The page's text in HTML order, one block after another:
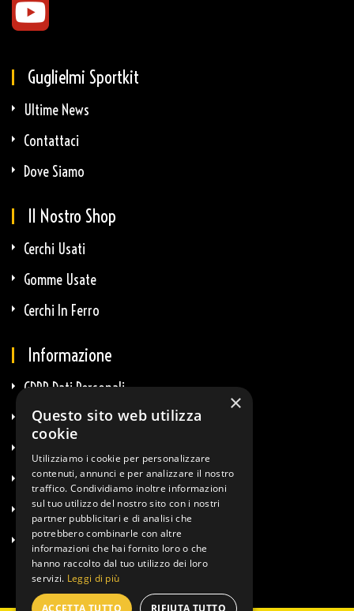
Guglielmi Sportkit
Ultime News
Contattaci
Dove Siamo
Il Nostro Shop
Cerchi Usati
Gomme Usate
Cerchi In Ferro
Informazione
GDPR Dati Personali
GDPR E-Commerce
Termini & Condizioni
Diritto Di Recesso
Info Spedizioni
×
Questo sito web utilizza
cookie
Utilizziamo i cookie per personalizzare
contenuti, annunci e per analizzare il nostro
traffico. Condividiamo inoltre informazioni
sul tuo utilizzo del nostro sito con i nostri
partner pubblicitari e di analisi che
potrebbero combinarle con altre
informazioni che hai fornito loro o che
hanno raccolto dal tuo utilizzo dei loro
servizi. Leggi di più
ACCETTA TUTTO RIFIUTA TUTTO